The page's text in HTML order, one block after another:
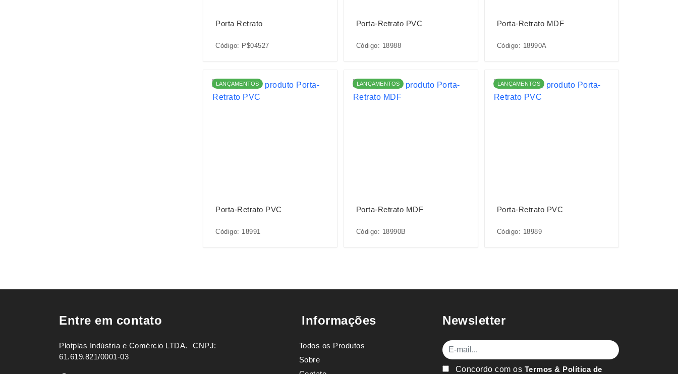
Porta Retrato
Código: P$04527
Porta-Retrato PVC
Código: 18988
Porta-Retrato MDF
Código: 18990A
LANÇAMENTOS
Porta-Retrato PVC
Código: 18991
LANÇAMENTOS
Porta-Retrato MDF
Código: 18990B
LANÇAMENTOS
Porta-Retrato PVC
Código: 18989
Entre em contato
Plotplas Indústria e Comércio LTDA. ㅤㅤㅤ CNPJ:
61.619.821/0001-03
Informações
Todos os Produtos
Sobre
Newsletter
E-mail
Concordo com os Termos & Política de